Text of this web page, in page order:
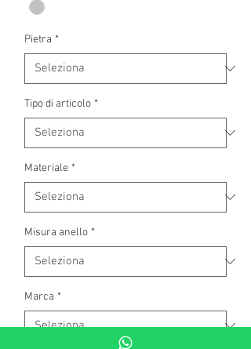
Pietra *
Tipo di articolo *
Materiale *
Misura anello *
Marca *